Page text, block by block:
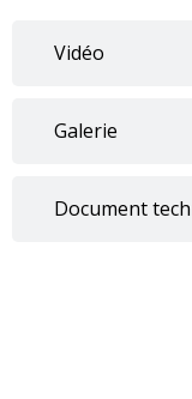
Vidéo
Galerie
Document